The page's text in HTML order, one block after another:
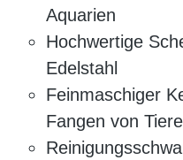
Aquarien
Hochwertige
Edelstahl
Feinmaschiger
Fangen von